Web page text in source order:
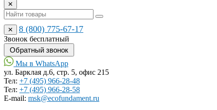
✕
✕ 8 (800) 775-67-17
Звонок бесплатный
Мы в WhatsApp
ул. Барклая д.6, стр. 5, офис 215
Тел: +7 (495) 966-28-48
Тел: +7 (495) 966-28-58
Е-mail: msk@ecofundament.ru